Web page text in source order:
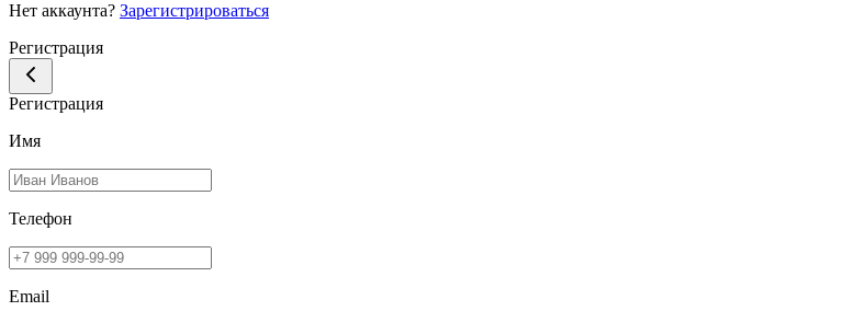
Нет аккаунта? Зарегистрироваться
Регистрация
Регистрация
Имя
Телефон
Email